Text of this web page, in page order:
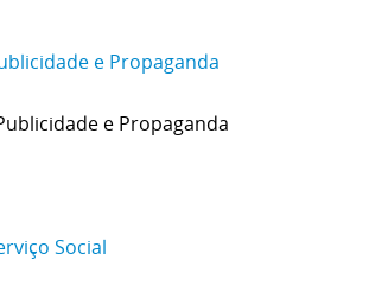
e Propaganda
e Propaganda
Social